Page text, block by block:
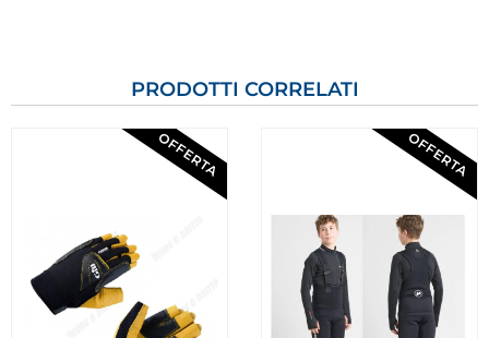
PRODOTTI CORRELATI
OFFERTA OFFERTA